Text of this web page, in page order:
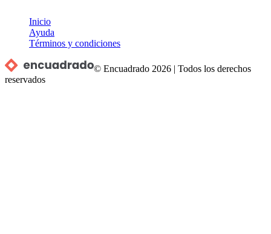
Inicio
Ayuda
Términos y condiciones
© Encuadrado 2026 |Todos los derechos
reservados